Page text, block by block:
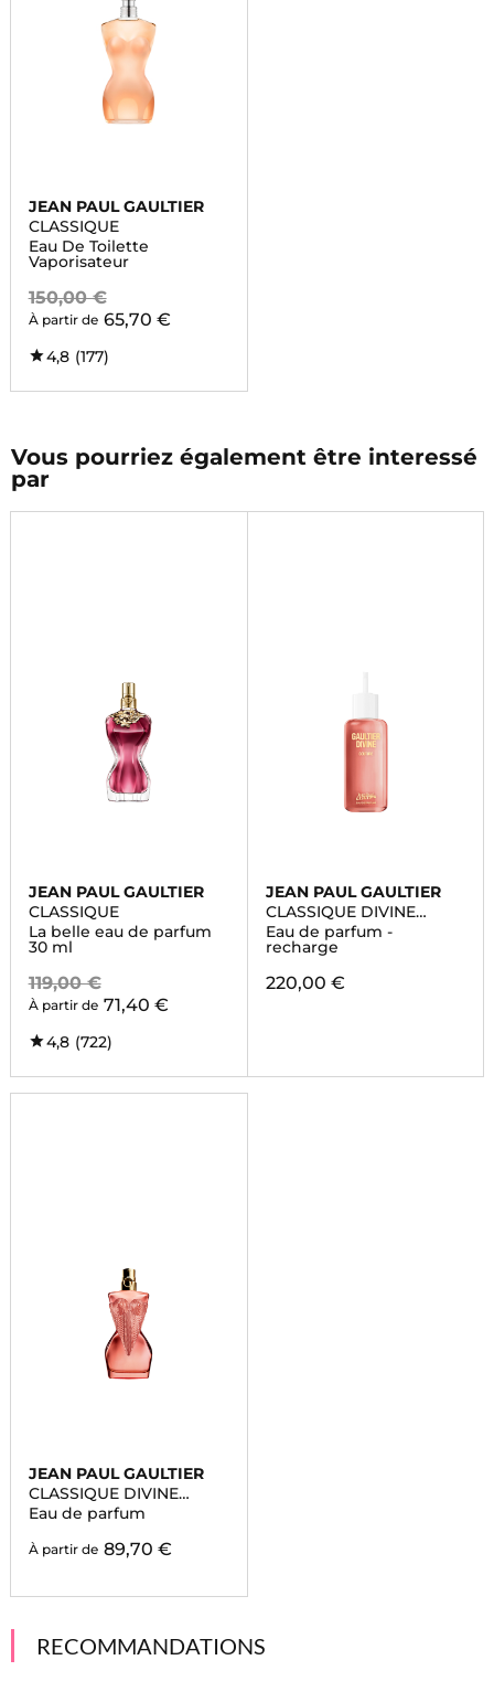
JEAN PAUL GAULTIER
CLASSIQUE
Eau De Toilette
Vaporisateur
150,00 €
À partir de 65,70 €
4,8 (177)
Vous pourriez également être interessé
par
JEAN PAUL GAULTIER
CLASSIQUE
La belle eau de parfum
30 ml
119,00 €
À partir de 71,40 €
4,8 (722)
JEAN PAUL GAULTIER
CLASSIQUE DIVINE
COUTURE
Eau de parfum -
recharge
220,00 €
JEAN PAUL GAULTIER
CLASSIQUE DIVINE
COUTURE
Eau de parfum
À partir de 89,70 €
RECOMMANDATIONS